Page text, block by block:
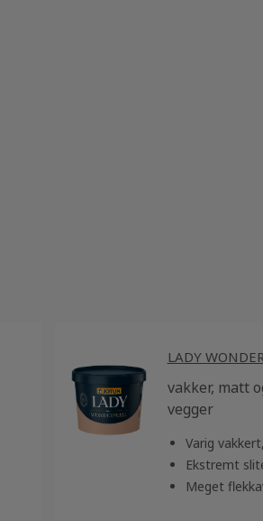
LADY
vakker, matt
vegger
Varig
Ekstremt
Meget